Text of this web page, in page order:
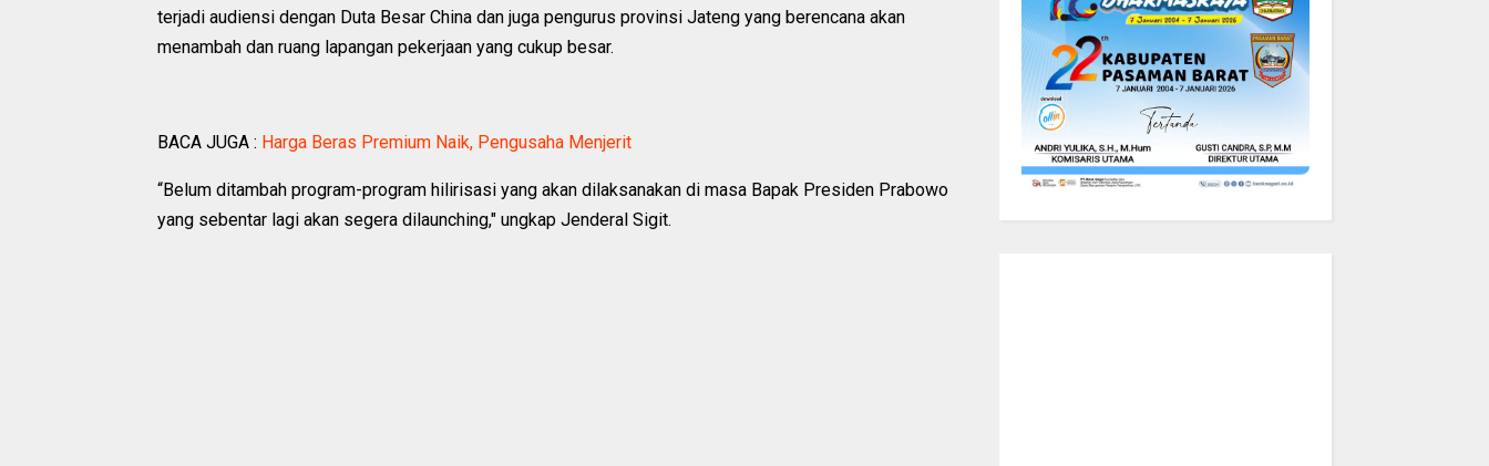
terjadi audiensi dengan Duta Besar China dan juga pengurus provinsi Jateng yang berencana akan
menambah dan ruang lapangan pekerjaan yang cukup besar.
BACA JUGA : Harga Beras Premium Naik, Pengusaha Menjerit
“Belum ditambah program-program hilirisasi yang akan dilaksanakan di masa Bapak Presiden Prabowo
yang sebentar lagi akan segera dilaunching," ungkap Jenderal Sigit.